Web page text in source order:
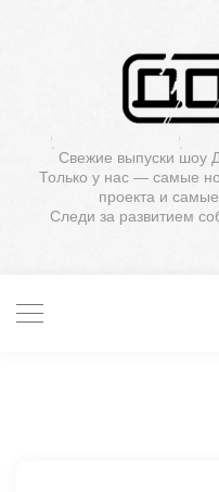
Свежие выпуски шоу
Только у нас — самые
проекта и
Следи за развитием